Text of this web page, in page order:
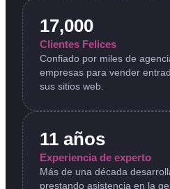
17,000
Clientes Felices
Confiado por miles de
empresas para vender
sus sitios web.
11 años
Experiencia de experto
Más de una década
prestando asistencia en la